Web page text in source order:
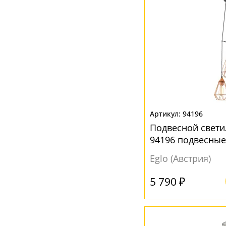
94196
Подвесной
94196 подвесные
Eglo (Австрия)
5 790 ₽